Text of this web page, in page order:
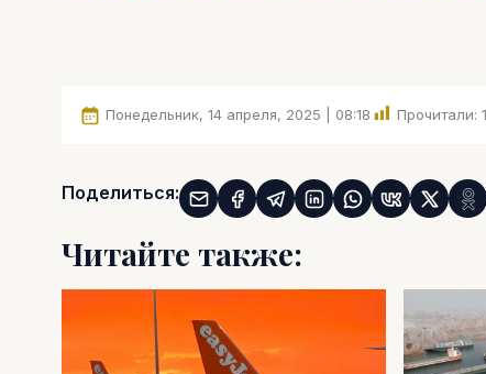
Понедельник, 14 апреля, 2025 | 08:18 Прочитали:
Поделиться:
Читайте также: